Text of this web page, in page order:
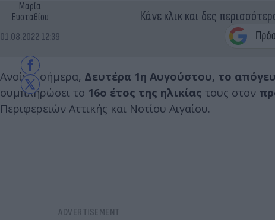
Μαρία
Ευσταθίου
01.08.2022 12:39
Κάνε κλικ και δες
Ανοίγει σήμερα, Δευτέρα 1η Αυγούστου, το
συμπληρώσει το 16ο έτος της ηλικίας τους στον
Περιφερειών Αττικής και Νοτίου Αιγαίου.